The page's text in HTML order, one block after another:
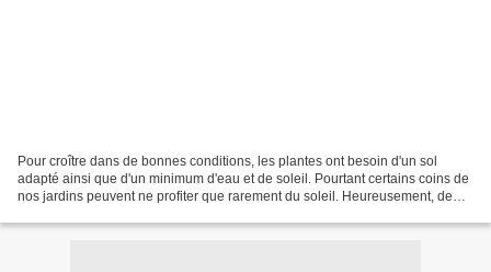
Pour croître dans de bonnes conditions, les plantes ont besoin d'un sol
adapté ainsi que d'un minimum d'eau et de soleil. Pourtant certains coins de
nos jardins peuvent ne profiter que rarement du soleil. Heureusement, de